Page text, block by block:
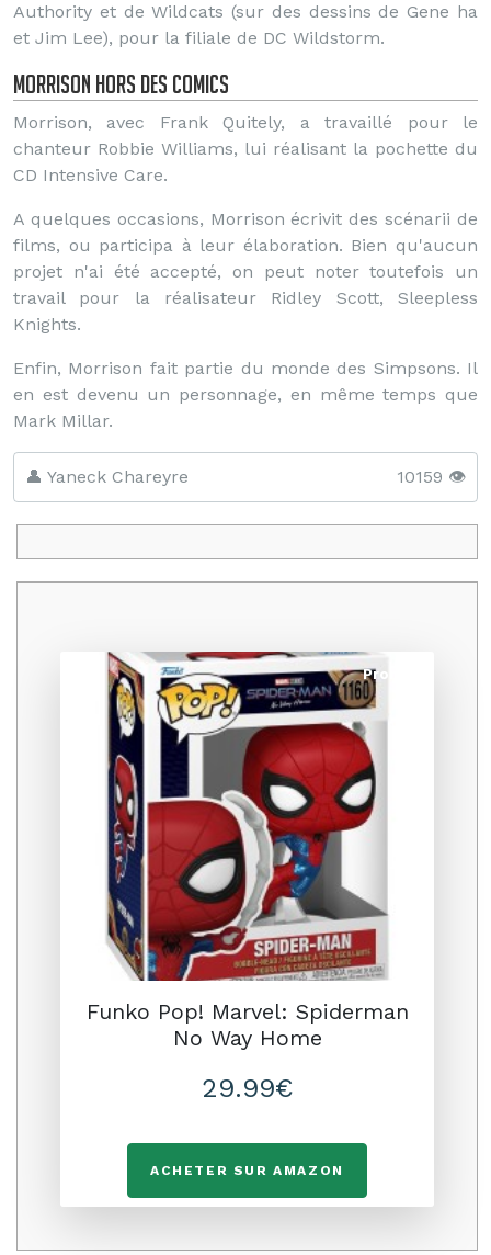
Authority et de Wildcats (sur des dessins de Gene ha
et Jim Lee), pour la filiale de DC Wildstorm.
Morrison hors des comics
Morrison, avec Frank Quitely, a travaillé pour le
chanteur Robbie Williams, lui réalisant la pochette du
CD Intensive Care.
A quelques occasions, Morrison écrivit des scénarii de
films, ou participa à leur élaboration. Bien qu'aucun
projet n'ai été accepté, on peut noter toutefois un
travail pour la réalisateur Ridley Scott, Sleepless
Knights.
Enfin, Morrison fait partie du monde des Simpsons. Il
en est devenu un personnage, en même temps que
Mark Millar.
👤 Yaneck Chareyre 10159 👁️
Promo
Funko Pop! Marvel: Spiderman
No Way Home
29.99€
ACHETER SUR AMAZON